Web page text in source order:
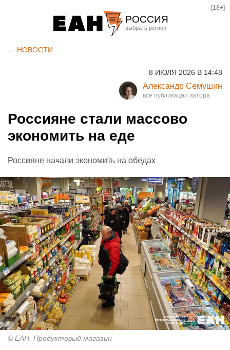
РОССИЯ
Курган
Оренбург
[18+]
← НОВОСТИ
8 ИЮЛЯ 2026 В 14:48
Александр Семушин
Россияне стали массово
экономить на еде
Россияне начали экономить на обедах
© ЕАН. Продуктовый магазин